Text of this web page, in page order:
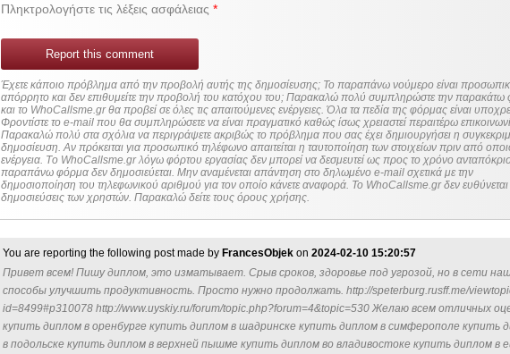
Πληκτρολογήστε τις λέξεις ασφάλειας*
Report this comment
Έχετε κάποιο πρόβλημα από την προβολή αυτής της δημοσίευσης; Το παραπάνω νούμερο είναι
απόρρητο και δεν επιθυμείτε την προβολή του κατόχου του; Παρακαλώ πολύ συμπληρώστε την
και το WhoCallsme.gr θα προβεί σε όλες τις απαιτούμενες ενέργειες. Όλα τα πεδία της φόρμας είναι
Φροντίστε το e-mail που θα συμπληρώσετε να είναι πραγματικό καθώς ίσως χρειαστεί περαιτέρω
Παρακαλώ πολύ στα σχόλια να περιγράψετε ακριβώς το πρόβλημα που σας έχει δημιουργήσει η
δημοσίευση. Αν πρόκειται για προσωπικό τηλέφωνο απαιτείται η ταυτοποίηση των στοιχείων πριν από οποιοδήποτε
ενέργεια. Τo WhoCallsme.gr λόγω φόρτου εργασίας δεν μπορεί να δεσμευτεί ως προς το χρόνο
παραπάνω φόρμα δεν δημοσιεύεται. Μην αναμένεται απάντηση στο δηλωμένο e-mail σχετικά με την
δημοσιοποίηση του τηλεφωνικού αριθμού για τον οποίο κάνετε αναφορά. Το WhoCallsme.gr δεν ευθύνεται
δημοσιεύσεις των χρηστών. Παρακαλώ δείτε τους όρους χρήσης.
You are reporting the following post made by FrancesObjek on 2024-02-10 15:20:57
Привет всем! Пишу диплом, это изматывает. Срыв сроков, здоровье под угрозой, но в сети
способы улучшить продуктивность. Просто нужно продолжать. http://speterburg.rusff.me/
id=8499#p310078 http://www.uyskiy.ru/forum/topic.php?forum=4&topic=530 Желаю всем отличных
купить диплом в оренбурге купить диплом в шадринске купить диплом в симферополе купить
в подольске купить диплом в верхней пышме купить диплом во владивостоке купить диплом в